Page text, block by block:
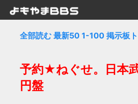
全部読む 最新50 1-100 掲示板
予約★ねぐせ。日本
円盤